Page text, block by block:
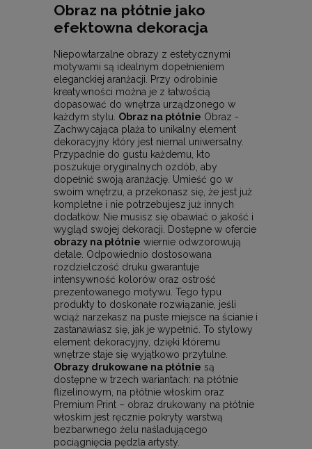
Obraz na płótnie jako
efektowna dekoracja
Niepowtarzalne obrazy z estetycznymi
motywami są idealnym dopełnieniem
eleganckiej aranżacji. Przy odrobinie
kreatywności można je z łatwością
dopasować do wnętrza urządzonego w
każdym stylu. Obraz na płótnie Obraz -
Zachwycająca plaża to unikalny element
dekoracyjny który jest niemal uniwersalny.
Przypadnie do gustu każdemu, kto
poszukuje oryginalnych ozdób, aby
dopełnić swoją aranżację. Umieść go w
swoim wnętrzu, a przekonasz się, że jest już
kompletne i nie potrzebujesz już innych
dodatków. Nie musisz się obawiać o jakość i
wygląd swojej dekoracji. Dostępne w ofercie
obrazy na płótnie wiernie odwzorowują
detale. Odpowiednio dostosowana
rozdzielczość druku gwarantuje
intensywność kolorów oraz ostrość
prezentowanego motywu. Tego typu
produkty to doskonałe rozwiązanie, jeśli
wciąż narzekasz na puste miejsce na ścianie i
zastanawiasz się, jak je wypełnić. To stylowy
element dekoracyjny, dzięki któremu
wnętrze staje się wyjątkowo przytulne.
Obrazy drukowane na płótnie są
dostępne w trzech wariantach: na płótnie
flizelinowym, na płótnie włoskim oraz
Premium Print – obraz drukowany na płótnie
włoskim jest ręcznie pokryty warstwą
bezbarwnego żelu naśladującego
pociągnięcia pędzla artysty.